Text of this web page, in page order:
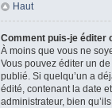
Haut
Comment puis-je éditer
À moins que vous ne
Vous pouvez éditer un
publié. Si quelqu’un a
édité, contenant la date
administrateur, bien